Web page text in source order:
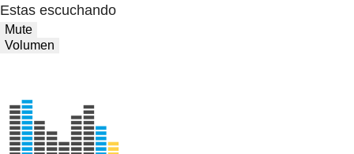
Estas escuchando
Mute
Volumen